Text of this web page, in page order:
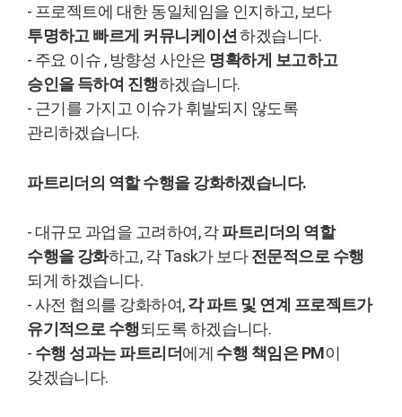
- 프로젝트에 대한 동일체임을 인지하고, 보다
투명하고 빠르게 커뮤니케이션하겠습니다.
- 주요 이슈 , 방향성 사안은 명확하게 보고하고
승인을 득하여 진행하겠습니다.
- 근기를 가지고 이슈가 휘발되지 않도록
관리하겠습니다.
파트리더의 역할 수행을 강화하겠습니다.
- 대규모 과업을 고려하여, 각파트리더의 역할
수행을 강화하고, 각 Task가 보다전문적으로 수행
되게 하겠습니다.
- 사전 협의를 강화하여,각 파트 및 연계 프로젝트가
유기적으로 수행되도록 하겠습니다.
- 수행 성과는 파트리더에게 수행 책임은 PM이
갖겠습니다.